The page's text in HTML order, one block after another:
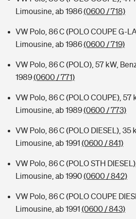
Limousine, ab 1986(0600 / 718)
VW Polo, 86 C (POLO COUPE G-
Limousine, ab 1986(0600 / 719)
VW Polo, 86 C (POLO), 57 kW,
1989(0600 / 771)
VW Polo, 86 C (POLO COUPE), 57
Limousine, ab 1989(0600 / 773)
VW Polo, 86 C (POLO DIESEL), 35
Limousine, ab 1991 (0600 / 841)
VW Polo, 86 C (POLO STH
Limousine, ab 1990(0600 / 842)
VW Polo, 86 C (POLO COUPE
Limousine, ab 1991 (0600 / 843)